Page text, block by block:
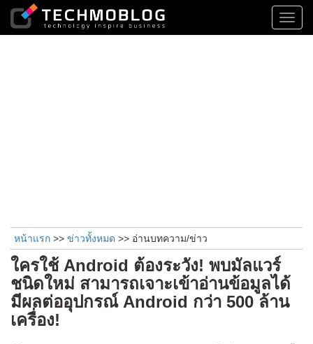
หน้าแรก >> ข่าวทั้งหมด >> อ่านบทความ/ข่าว
ใครใช้ Android ต้องระวัง! พบมัลแวร์
ชนิดใหม่ สามารถเจาะเข้าอ่านข้อมูลได้
มีผลต่ออุปกรณ์ Android กว่า 500 ล้าน
เครื่อง!